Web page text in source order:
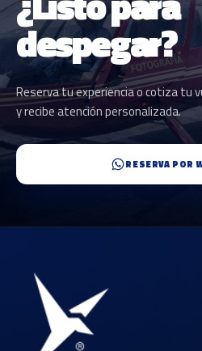
despegar?
Reserva tu experiencia o cotiza tu
y recibe atención personalizada.
RESERVA POR